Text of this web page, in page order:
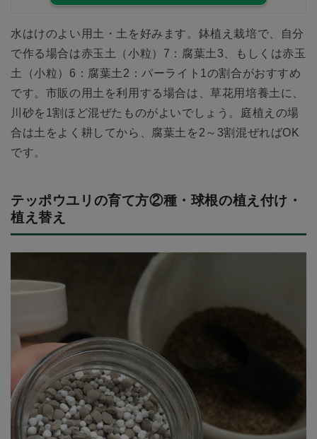
水はけのよい用土・土を好みます。鉢植え栽培で、自分
で作る場合は赤玉土（小粒）7：腐葉土3、もしくは赤玉
土（小粒）6：腐葉土2：パーライト1の割合がおすすめ
です。市販の用土を利用する場合は、草花用培養土に、
川砂を1割ほど混ぜたものがよいでしょう。庭植えの場
合は土をよく耕してから、腐葉土を2～3割混ぜればOK
です。
テッポウユリの育て方②種・球根の植え付け・
植え替え